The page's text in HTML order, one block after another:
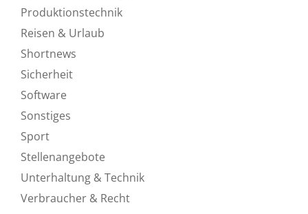
Produktionstechnik
Reisen & Urlaub
Shortnews
Sicherheit
Software
Sonstiges
Sport
Stellenangebote
Unterhaltung & Technik
Verbraucher & Recht